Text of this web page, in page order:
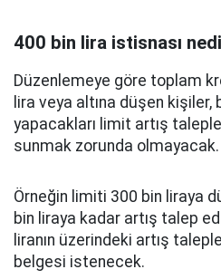
400 bin lira istisnası
Düzenlemeye göre toplam
lira veya altına düşen
yapacakları limit artış
sunmak zorunda olmayacak.
Örneğin limiti 300 bin liraya
bin liraya kadar artış talep
liranın üzerindeki artış
belgesi istenecek.